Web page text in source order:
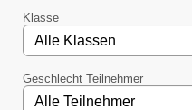
Klasse
Geschlecht Teilnehmer